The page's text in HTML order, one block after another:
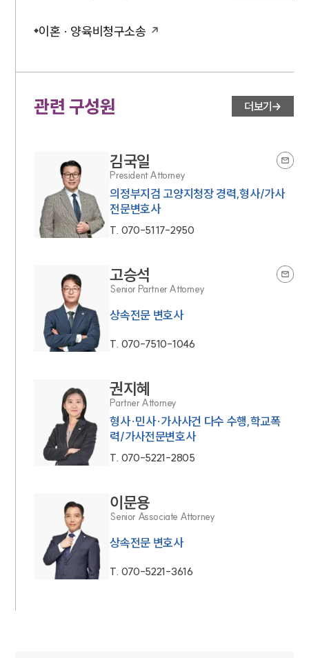
이혼 · 양육비청구소송
관련 구성원 더보기
김국일
President Attorney
의정부지검 고양지청장 경력,형사/가사
전문변호사
T. 070-5117-2950
고승석
Senior Partner Attorney
상속전문 변호사
T. 070-7510-1046
권지혜
Partner Attorney
형사·민사·가사사건 다수 수행,학교폭
력/가사전문변호사
T. 070-5221-2805
이문용
Senior Associate Attorney
상속전문 변호사
T. 070-5221-3616